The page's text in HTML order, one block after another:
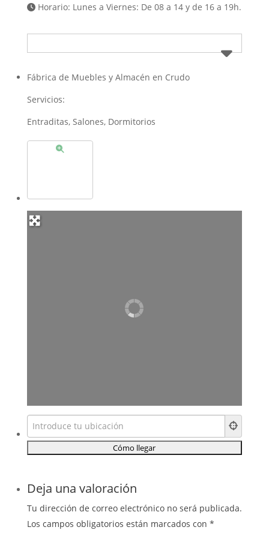
Horario: Lunes a Viernes: De 08 a 14 y de 16 a 19h.
Fábrica de Muebles y Almacén en Crudo
Servicios:
Entraditas, Salones, Dormitorios
Deja una valoración
Tu dirección de correo electrónico no será publicada.
Los campos obligatorios están marcados con *